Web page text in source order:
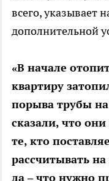
всего, указывает
дополнительной
«В начале
квартиру
порыва трубы
сказали, что
те, кто
рассчитывать
да – что нужно